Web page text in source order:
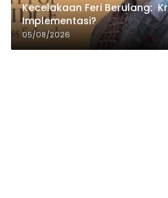
Kecelakaan Feri Berulang:
Implementasi?
05/08/2026